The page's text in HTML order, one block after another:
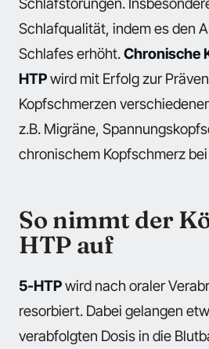
Schlafqualität, indem es den
Schlafes erhöht.Chronische
HTPwird mit Erfolg zur
Kopfschmerzen
z.B. Migräne,
chronischem Kopfschmerz
So nimmt der
HTP auf
5-HTPwird nach oraler
resorbiert. Dabei gelangen
verabfolgten Dosis in die